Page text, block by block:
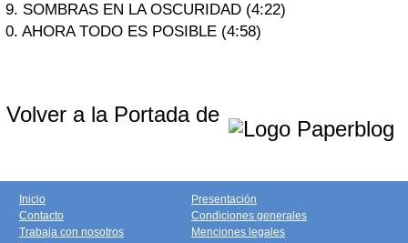
9. SOMBRAS EN LA OSCURIDAD (4:22)
0. AHORA TODO ES POSIBLE (4:58)
Volver a la Portada de
Inicio
Contacto
Trabaja con nosotros
Presentación
Condiciones generales
Menciones legales